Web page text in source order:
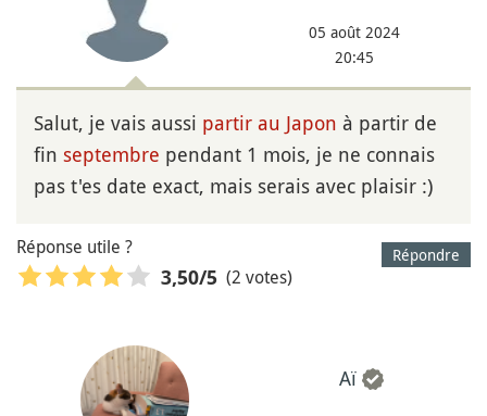
05 août 2024
20:45
Salut, je vais aussi partir au Japon à partir de
fin septembre pendant 1 mois, je ne connais
pas t'es date exact, mais serais avec plaisir :)
Répondre
Réponse utile ?
3,50/5 (2 votes)
Aï